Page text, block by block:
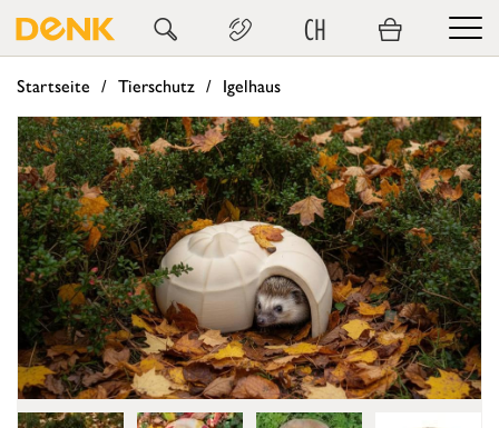
CH
Startseite Tierschutz Igelhaus